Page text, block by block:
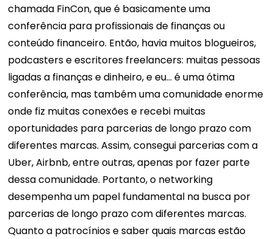
chamada FinCon, que é basicamente uma
conferência para profissionais de finanças ou
conteúdo financeiro. Então, havia muitos blogueiros,
podcasters e escritores freelancers: muitas pessoas
ligadas a finanças e dinheiro, e eu... é uma ótima
conferência, mas também uma comunidade enorme
onde fiz muitas conexões e recebi muitas
oportunidades para parcerias de longo prazo com
diferentes marcas. Assim, consegui parcerias com a
Uber, Airbnb, entre outras, apenas por fazer parte
dessa comunidade. Portanto, o networking
desempenha um papel fundamental na busca por
parcerias de longo prazo com diferentes marcas.
Quanto a patrocínios e saber quais marcas estão